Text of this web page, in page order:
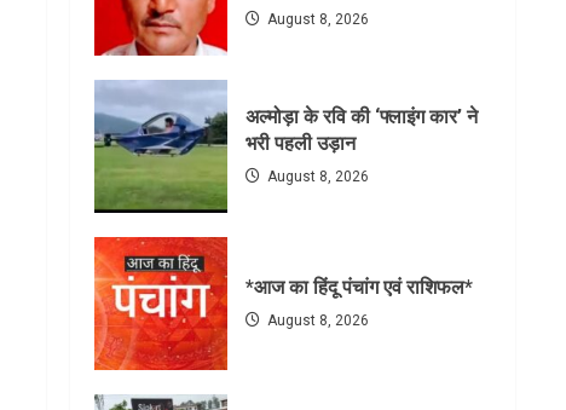
August 8, 2026
अल्मोड़ा के रवि की ‘फ्लाइंग कार’ ने
भरी पहली उड़ान
August 8, 2026
*आज का हिंदू पंचांग एवं राशिफल*
August 8, 2026